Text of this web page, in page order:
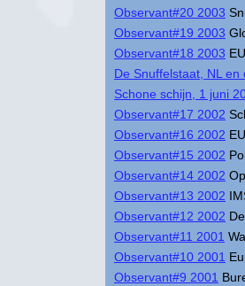
Observant#20 2003
Observant#19 2003
Observant#18 2003
De Snuffelstaat, NL
Schone schijn, 1 juni
Observant#17 2002
Observant#16 2002
Observant#15 2002
Observant#14 2002
Observant#13 2002
Observant#12 2002
Observant#11 2001
Observant#10 2001
Observant#9 2001